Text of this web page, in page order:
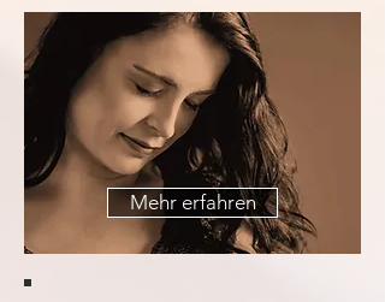
Mehr erfahren